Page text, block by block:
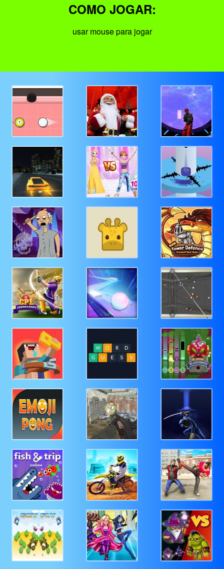
COMO JOGAR:
usar mouse para jogar